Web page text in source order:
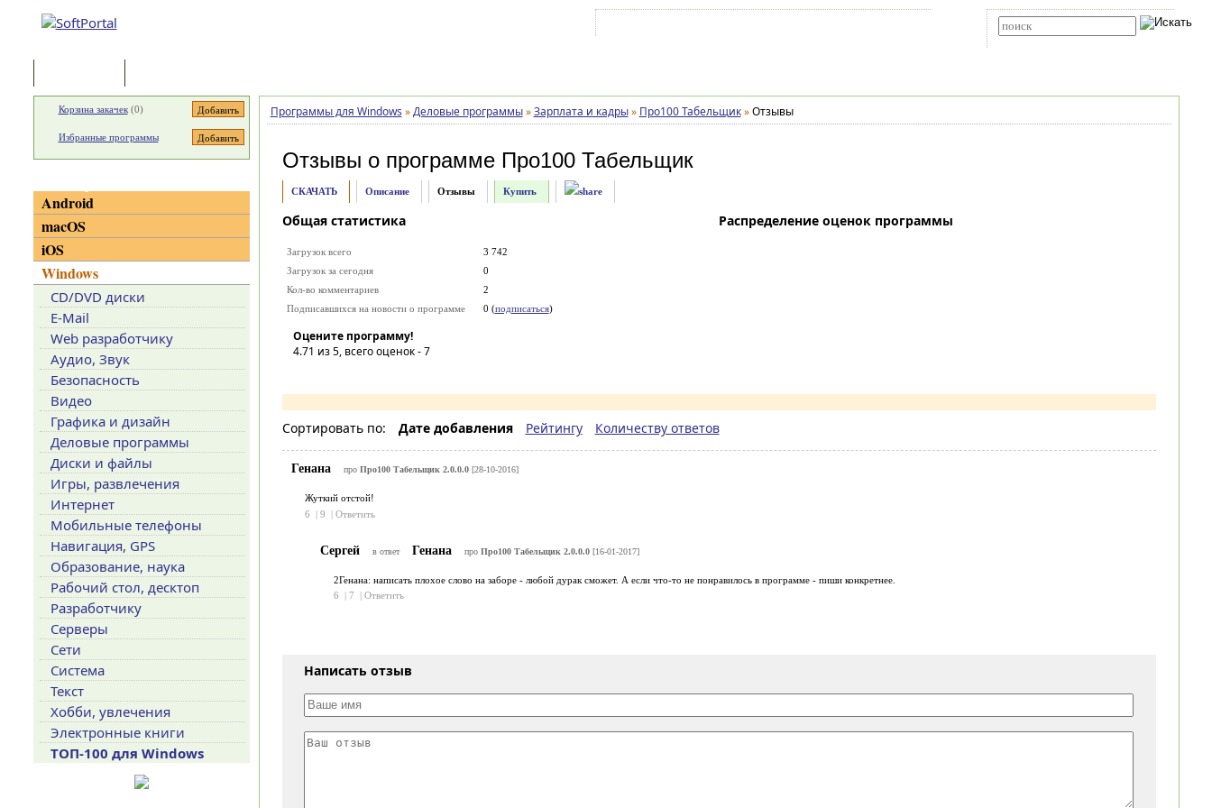
Программы для Windows » Деловые программы » Зарплата и кадры » Про100 Табельщик » Отзывы
Отзывы о программе Про100 Табельщик
СКАЧАТЬ Описание Отзывы Купить
Общая статистика
Загрузок всего
3 742
Загрузок за сегодня
0
Кол-во комментариев
2
Подписавшихся на новости о программе
0 (подписаться)
Оцените программу!
4.71 из 5, всего оценок -7
Распределение оценок программы
Сортировать по: Дате добавления Рейтингу Количеству ответов
Генана про Про100 Табельщик 2.0.0.0[28-10-2016]
Жуткий отстой!
6
| 9 | Ответить
Сергей в ответ Генана про Про100 Табельщик 2.0.0.0[16-01-2017]
2Генана: написать плохое слово на заборе - любой дурак сможет. А если что-то не понравилось в программе - пиши конкретнее.
6
| 7 | Ответить
Написать отзыв
Корзина закачек(0)
Избранные программы
Android
macOS
iOS
Windows
CD/DVD диски
E-Mail
Web разработчику
Аудио, Звук
Безопасность
Видео
Графика и дизайн
Деловые программы
Диски и файлы
Игры, развлечения
Интернет
Мобильные телефоны
Навигация, GPS
Образование, наука
Рабочий стол, десктоп
Разработчику
Серверы
Сети
Система
Текст
Хобби, увлечения
Электронные книги
ТОП-100 для Windows